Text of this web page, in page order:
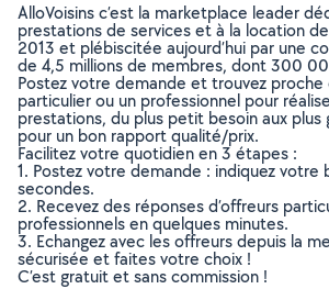
AlloVoisins c’est la marketplace leader
prestations de services et à la location
2013 et plébiscitée aujourd’hui par une
de 4,5 millions de membres, dont 300
Postez votre demande et trouvez proche
particulier ou un professionnel pour
prestations, du plus petit besoin aux plus
pour un bon rapport qualité/prix.
Facilitez votre quotidien en 3 étapes :
1. Postez votre demande : indiquez votre
secondes.
2. Recevez des réponses d’offreurs
professionnels en quelques minutes.
3. Echangez avec les offreurs depuis la
sécurisée et faites votre choix !
C’est gratuit et sans commission !